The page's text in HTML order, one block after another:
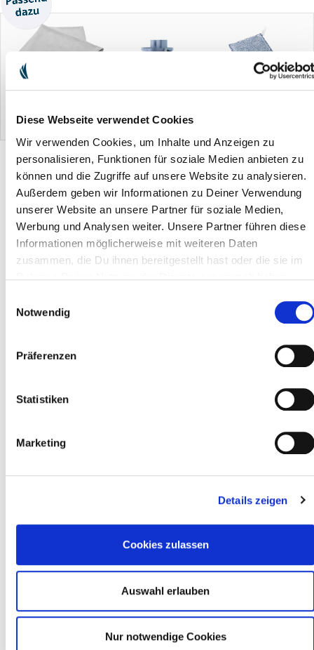
Diese Webseite verwendet Cookies
Wir verwenden Cookies, um Inhalte und Anzeigen zu
personalisieren, Funktionen für soziale Medien anbieten zu
können und die Zugriffe auf unsere Website zu analysieren.
Außerdem geben wir Informationen zu Deiner Verwendung
unserer Website an unsere Partner für soziale Medien,
Werbung und Analysen weiter. Unsere Partner führen diese
Informationen möglicherweise mit weiteren Daten
zusammen, die Du ihnen bereitgestellt hast oder die sie im
Notwendig
Präferenzen
Statistiken
Marketing
Details zeigen
Cookies zulassen
Auswahl erlauben
Nur notwendige Cookies
EUR 0.00
EUR 0.00
PRODUKTBESCHREIBUNG
TIPPS & ANWENDUNG
INHALTSSTOFFE & HINWEISE